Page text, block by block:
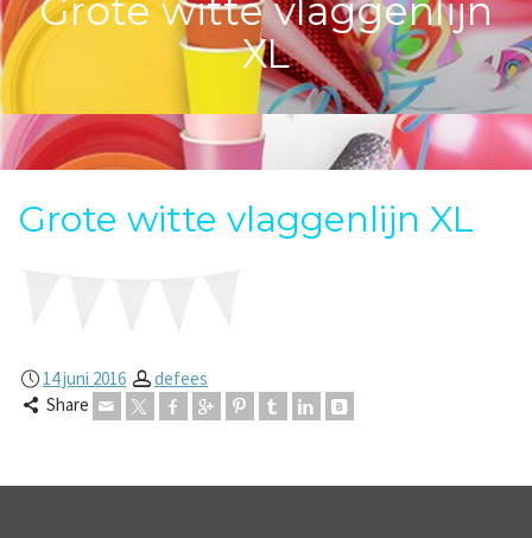
Grote witte vlaggenlijn
XL
Grote witte vlaggenlijn XL
14 juni 2016
defees
Share